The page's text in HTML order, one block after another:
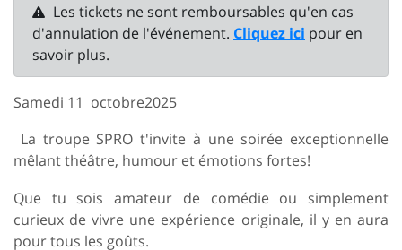
Les tickets ne sont remboursables qu'en cas
d'annulation de l'événement. Cliquez ici pour en
savoir plus.
Samedi 11 octobre2025
La troupe SPRO t'invite à une soirée exceptionnelle
mêlant théâtre, humour et émotions fortes!
Que tu sois amateur de comédie ou simplement
curieux de vivre une expérience originale, il y en aura
pour tous les goûts.